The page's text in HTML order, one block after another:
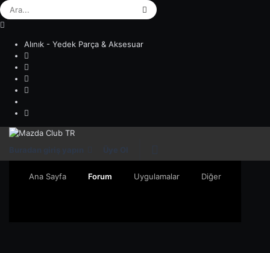
Alınık - Yedek Parça & Aksesuar
Buradan giriş yapın Üye Ol
Ana Sayfa Forum Uygulamalar Diğer